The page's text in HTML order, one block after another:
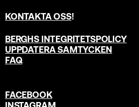
KONTAKTA OSS!
BERGHS INTEGRITETSPOLICY
UPPDATERA SAMTYCKEN
FAQ
FACEBOOK